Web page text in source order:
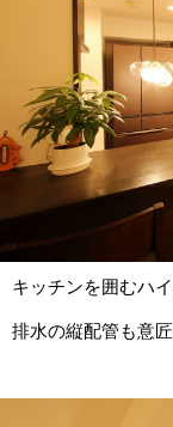
キッチンを囲むハ
排水の縦配管も意匠